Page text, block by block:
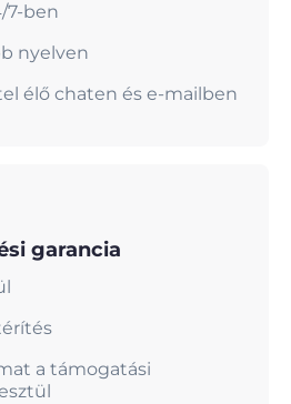
7-ben
nyelven
élő chaten és e-mailben
garancia
a támogatási